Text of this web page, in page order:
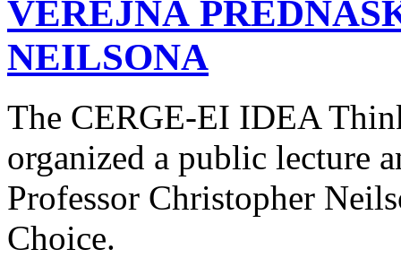
VEŘEJNÁ
NEILSONA
The CERGE-EI IDEA
organized a public lecture
Professor Christopher
Choice.